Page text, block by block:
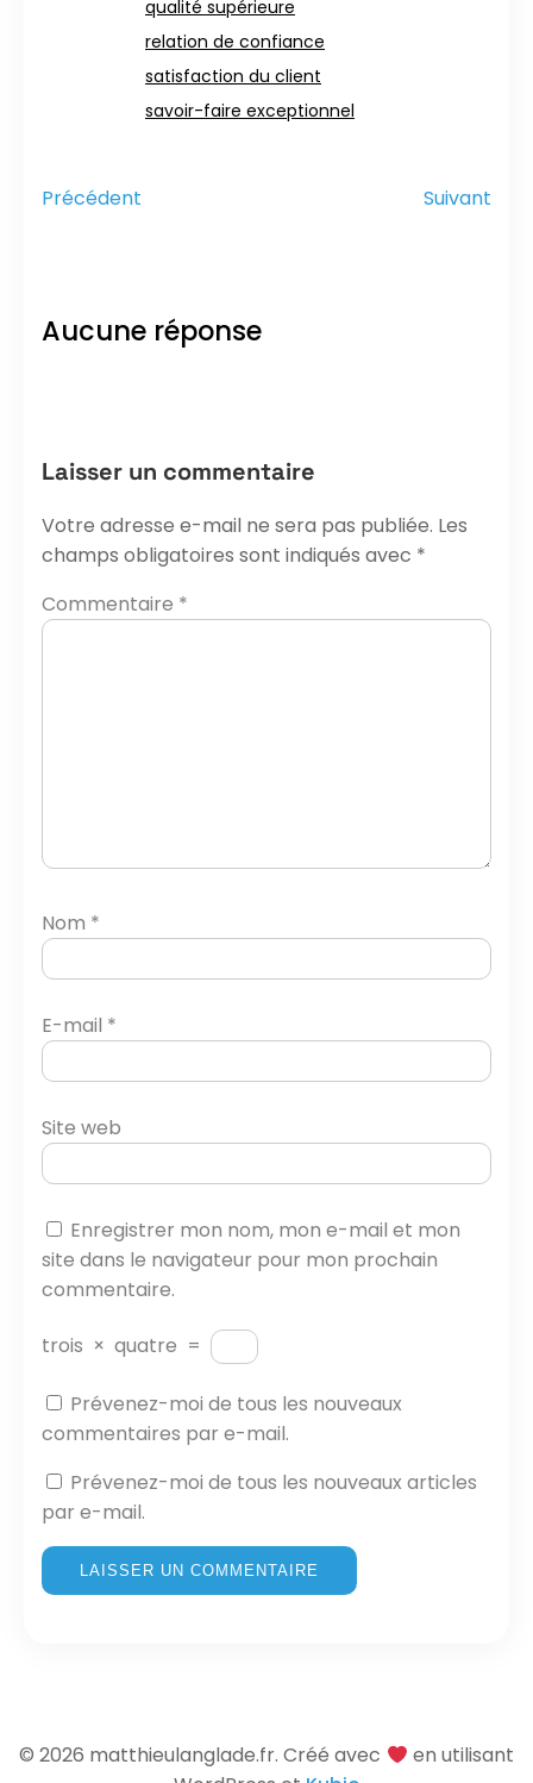
qualité supérieure
relation de confiance
satisfaction du client
savoir-faire exceptionnel
Précédent Suivant
Aucune réponse
Laisser un commentaire
Votre adresse e-mail ne sera pas publiée. Les
champs obligatoires sont indiqués avec *
Commentaire *
Nom *
E-mail *
Site web
Enregistrer mon nom, mon e-mail et mon
site dans le navigateur pour mon prochain
commentaire.
trois × quatre =
Prévenez-moi de tous les nouveaux
commentaires par e-mail.
Prévenez-moi de tous les nouveaux articles
par e-mail.
© 2026 matthieulanglade.fr. Créé avec
en utilisant